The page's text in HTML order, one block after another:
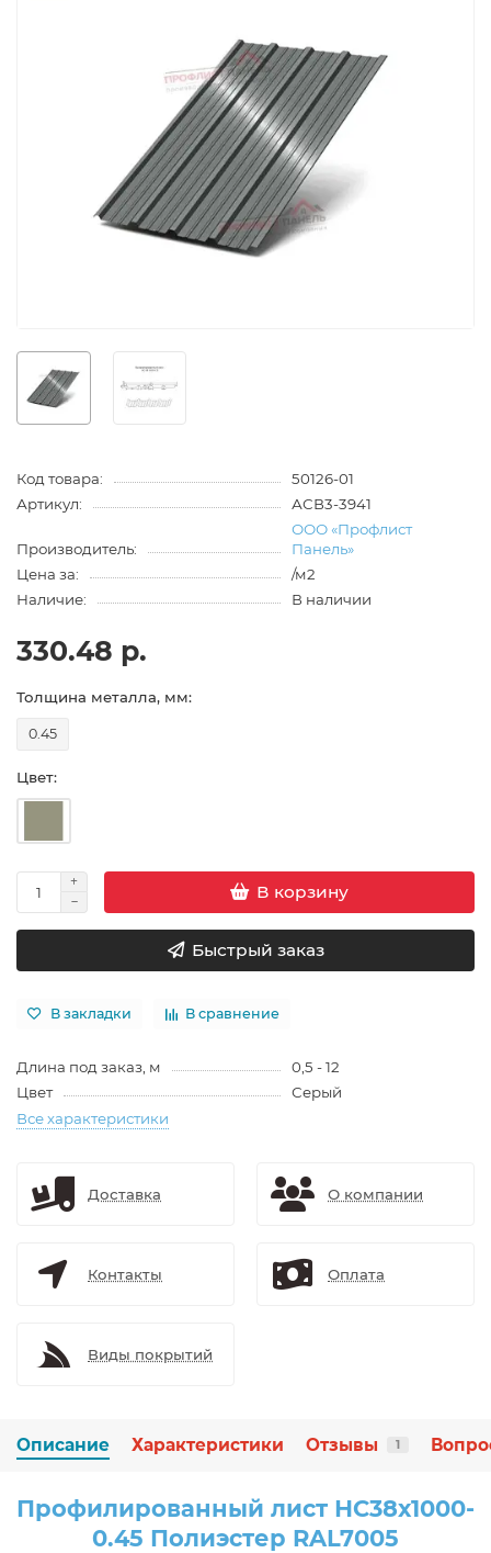
Код товара:
50126-01
Артикул:
АСВ3-3941
Производитель:
ООО «Профлист
Панель»
Цена за:
/м2
Наличие:
В наличии
330.48 р.
Толщина металла, мм:
0.45
Цвет:
В корзину
Быстрый заказ
В закладки В сравнение
Длина под заказ, м
0,5 - 12
Цвет
Серый
Все характеристики
Доставка О компании
Контакты Оплата
Виды покрытий
Описание Характеристики Отзывы 1
Профилированный лист НС38х1000-
0.45 Полиэстер RAL7005